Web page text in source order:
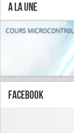
A la Une
COURS
FaceBook